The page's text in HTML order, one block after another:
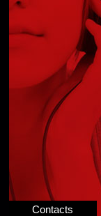
Contacts